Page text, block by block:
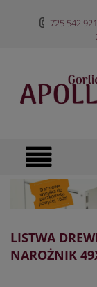
725 542 921
LISTWA
NAROŻNIK